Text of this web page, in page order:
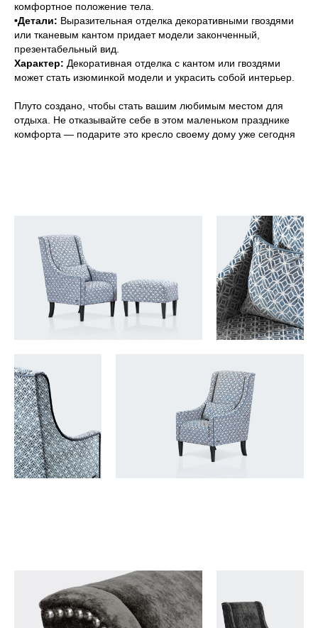
комфортное положение тела.
•Детали: Выразительная отделка декоративными гвоздями
или тканевым кантом придает модели законченный,
презентабельный вид.
Характер: Декоративная отделка с кантом или гвоздями
может стать изюминкой модели и украсить собой интерьер.
Плуто создано, чтобы стать вашим любимым местом для
отдыха. Не отказывайте себе в этом маленьком празднике
комфорта — подарите это кресло своему дому уже сегодня